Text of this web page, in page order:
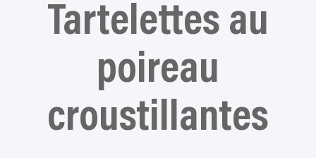
Tartelettes au
poireau
croustillantes